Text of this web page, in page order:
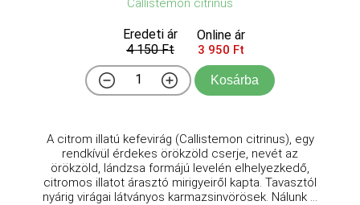
Callistemon citrinus
Eredeti ár
4 150 Ft
Online ár
3 950 Ft
Kosárba
A citrom illatú kefevirág (Callistemon citrinus), egy
rendkívül érdekes örökzöld cserje, nevét az
örökzöld, lándzsa formájú levelén elhelyezkedő,
citromos illatot árasztó mirigyeiről kapta. Tavasztól
nyárig virágai látványos karmazsinvörösek. Nálunk ...